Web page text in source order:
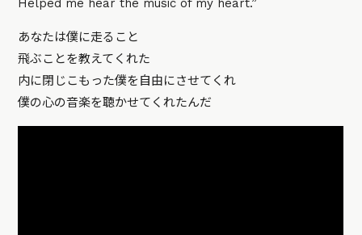
Helped me hear the music of my heart.”
あなたは僕に走ること
飛ぶことを教えてくれた
内に閉じこもった僕を自由にさせてくれ
僕の心の音楽を聴かせてくれたんだ